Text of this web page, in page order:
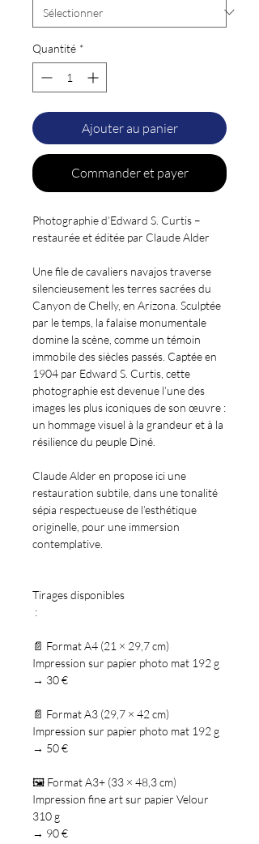
Quantité *
Ajouter au panier
Commander et payer
Photographie d’Edward S. Curtis –
restaurée et éditée par Claude Alder
Une file de cavaliers navajos traverse
silencieusement les terres sacrées du
Canyon de Chelly, en Arizona. Sculptée
par le temps, la falaise monumentale
domine la scène, comme un témoin
immobile des siècles passés. Captée en
1904 par Edward S. Curtis, cette
photographie est devenue l’une des
images les plus iconiques de son œuvre :
un hommage visuel à la grandeur et à la
résilience du peuple Diné.
Claude Alder en propose ici une
restauration subtile, dans une tonalité
sépia respectueuse de l’esthétique
originelle, pour une immersion
contemplative.
Tirages disponibles
:
📄 Format A4 (21 × 29,7 cm)
Impression sur papier photo mat 192 g
→ 30 €
📄 Format A3 (29,7 × 42 cm)
Impression sur papier photo mat 192 g
→ 50 €
🖼️ Format A3+ (33 × 48,3 cm)
Impression fine art sur papier Velour
310 g
→ 90 €